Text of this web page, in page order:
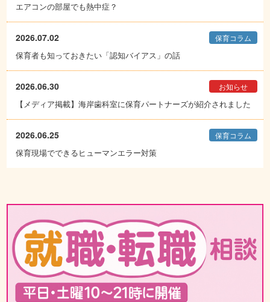
エアコンの部屋でも熱中症？
2026.07.02 保育コラム
保育者も知っておきたい「認知バイアス」の話
2026.06.30 お知らせ
【メディア掲載】海岸歯科室に保育パートナーズが紹介されました
2026.06.25 保育コラム
保育現場でできるヒューマンエラー対策